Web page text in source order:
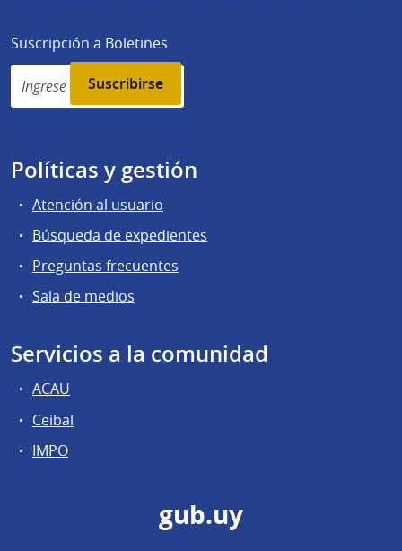
Suscripción a Boletines
Simplenews
subscription
Políticas y gestión
Atención al usuario
Búsqueda de expedientes
Preguntas frecuentes
Sala de medios
Servicios a la comunidad
ACAU
Ceibal
IMPO
gub.uy